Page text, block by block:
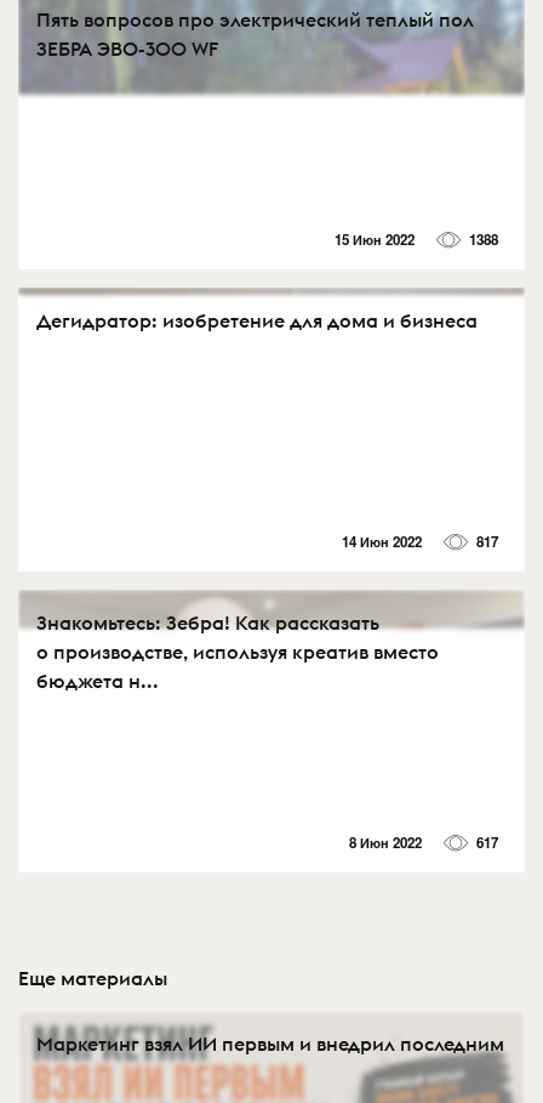
Пять вопросов про электрический теплый пол
ЗЕБРА ЭВО-300 WF
15 Июн 2022 1388
Дегидратор: изобретение для дома и бизнеса
14 Июн 2022 817
Знакомьтесь: Зебра! Как рассказать
о производстве, используя креатив вместо
бюджета н...
8 Июн 2022 617
Еще материалы
Маркетинг взял ИИ первым и внедрил последним